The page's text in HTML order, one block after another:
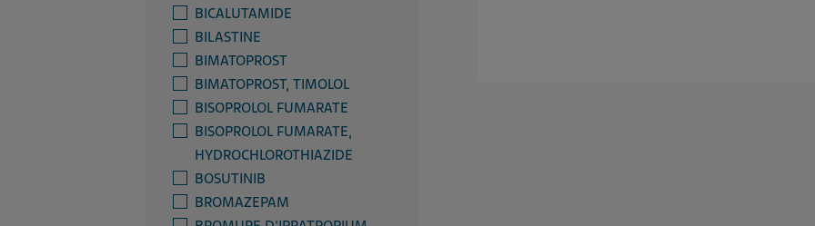
BICALUTAMIDE
BILASTINE
BIMATOPROST
BIMATOPROST, TIMOLOL
BISOPROLOL FUMARATE
BISOPROLOL FUMARATE,
HYDROCHLOROTHIAZIDE
BOSUTINIB
BROMAZEPAM